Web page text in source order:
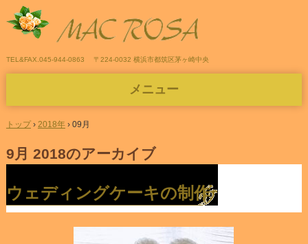
TEL&FAX.045-944-0863 〒224-0032 横浜市都筑区茅ヶ崎中央
メニュー
ン
ン
ツ
ス
キ
ッ
トップ › 2018年 › 09月
9月 2018のアーカイブ
ウェディングケーキの制作